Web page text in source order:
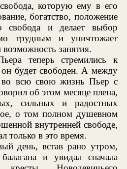
которую ему в его
богатство, положение
свобода и делает выбор
трудным и уничтожает
занятия.
теперь стремились к
будет свободен. А между
во всю свою жизнь Пьер с
об этом месяце плена,
сильных и радостных
о том полном душевном
внутренней свободе,
только в это время.
день, встав рано утром,
и увидал сначала